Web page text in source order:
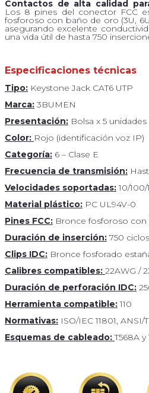
Contactos de alta calidad
Los 8 pines del conector FCC
fosforoso con baño de oro (3U,
asegurando excelente
una vida útil de hasta 750
Especificaciones técnicas
Tipo: Keystone Jack CAT6 UTP
Marca: 3BUMEN
Presentación: Bolsa x 5 unidades
Color: Rojo (identificación voz IP)
Categoría: 6 – Clase E
Frecuencia de transmisión:
Velocidades soportadas:10/
Material plástico: PC UL94V-0
Pines FCC: Bronce fosforoso
Duración de inserción: 750 ciclos
Clips IDC: Bronce fosforado
Calibres compatibles: 22AWG /
Duración de perforación IDC:
Herramienta compatible:110
Normativas: ISO/IEC 11801, ANSI/
Esquemas de cableado:T568A y